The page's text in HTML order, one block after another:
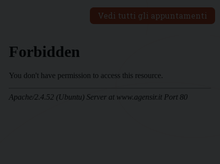
Vedi tutti gli appuntamenti